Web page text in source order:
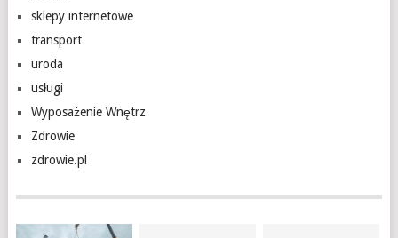
sklepy internetowe
transport
uroda
usługi
Wyposażenie Wnętrz
Zdrowie
zdrowie.pl